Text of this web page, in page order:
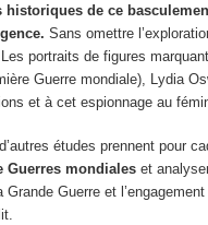
historiques de ce
Sans omettre
portraits de figures
Guerre mondiale), Lydia
et à cet espionnage au
études prennent pour
Guerres mondiales et
Guerre et